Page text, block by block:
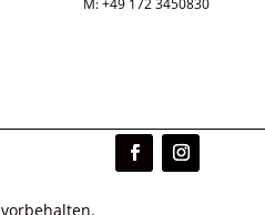
M: +49 172 3450830